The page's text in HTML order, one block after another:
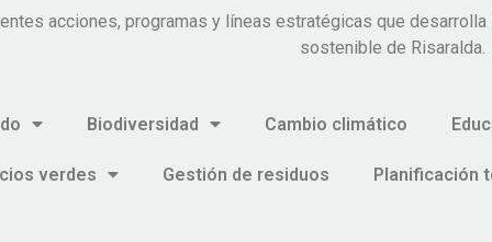
acciones, programas y líneas estratégicas que
sostenible de Risaralda.
Biodiversidad Cambio climático
verdes Gestión de residuos Planificación